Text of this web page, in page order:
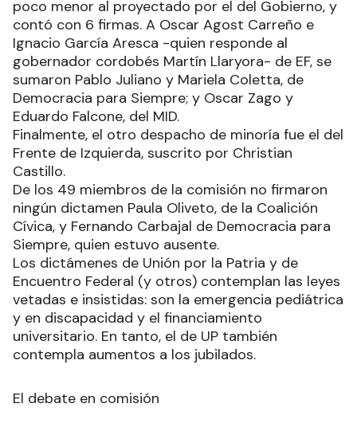
poco menor al proyectado por el del Gobierno, y
contó con 6 firmas. A Oscar Agost Carreño e
Ignacio García Aresca -quien responde al
gobernador cordobés Martín Llaryora- de EF, se
sumaron Pablo Juliano y Mariela Coletta, de
Democracia para Siempre; y Oscar Zago y
Eduardo Falcone, del MID.
Finalmente, el otro despacho de minoría fue el del
Frente de Izquierda, suscrito por Christian
Castillo.
De los 49 miembros de la comisión no firmaron
ningún dictamen Paula Oliveto, de la Coalición
Cívica, y Fernando Carbajal de Democracia para
Siempre, quien estuvo ausente.
Los dictámenes de Unión por la Patria y de
Encuentro Federal (y otros) contemplan las leyes
vetadas e insistidas: son la emergencia pediátrica
y en discapacidad y el financiamiento
universitario. En tanto, el de UP también
contempla aumentos a los jubilados.
El debate en comisión